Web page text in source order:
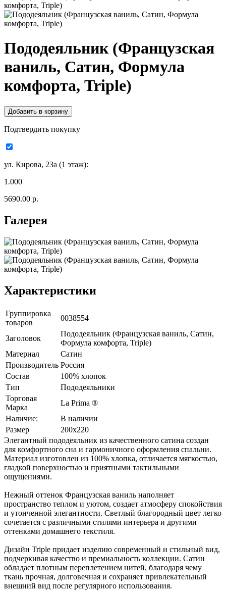
Пододеяльник (Французская
ваниль, Сатин, Формула
комфорта, Triple)
Подтвердить покупку
ул. Кирова, 23а (1 этаж):
1.000
5690.00 р.
Галерея
Характеристики
Группировка
товаров
0038554
Заголовок
Пододеяльник (Французская ваниль, Сатин,
Формула комфорта, Triple)
Материал
Сатин
Производитель Россия
Состав
100% хлопок
Тип
Пододеяльники
Торговая
Марка
La Prima ®
Наличие:
В наличии
Размер
200x220
Элегантный пододеяльник из качественного сатина создан
для комфортного сна и гармоничного оформления спальни.
Материал изготовлен из 100% хлопка, отличается мягкостью,
гладкой поверхностью и приятными тактильными
ощущениями.
Нежный оттенок Французская ваниль наполняет
пространство теплом и уютом, создает атмосферу спокойствия
и утонченной элегантности. Светлый благородный цвет легко
сочетается с различными стилями интерьера и другими
оттенками домашнего текстиля.
Дизайн Triple придает изделию современный и стильный вид,
подчеркивая качество и премиальность коллекции. Сатин
обладает плотным переплетением нитей, благодаря чему
ткань прочная, долговечная и сохраняет привлекательный
внешний вид после регулярного использования.